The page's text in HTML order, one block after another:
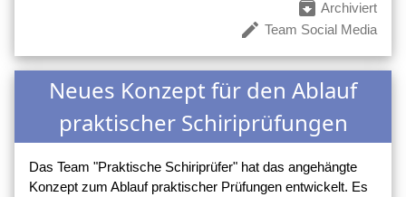
archive Archiviert
create Team Social Media
Neues Konzept für den Ablauf
praktischer Schiriprüfungen
Das Team "Praktische Schiriprüfer" hat das angehängte
Konzept zum Ablauf praktischer Prüfungen entwickelt. Es